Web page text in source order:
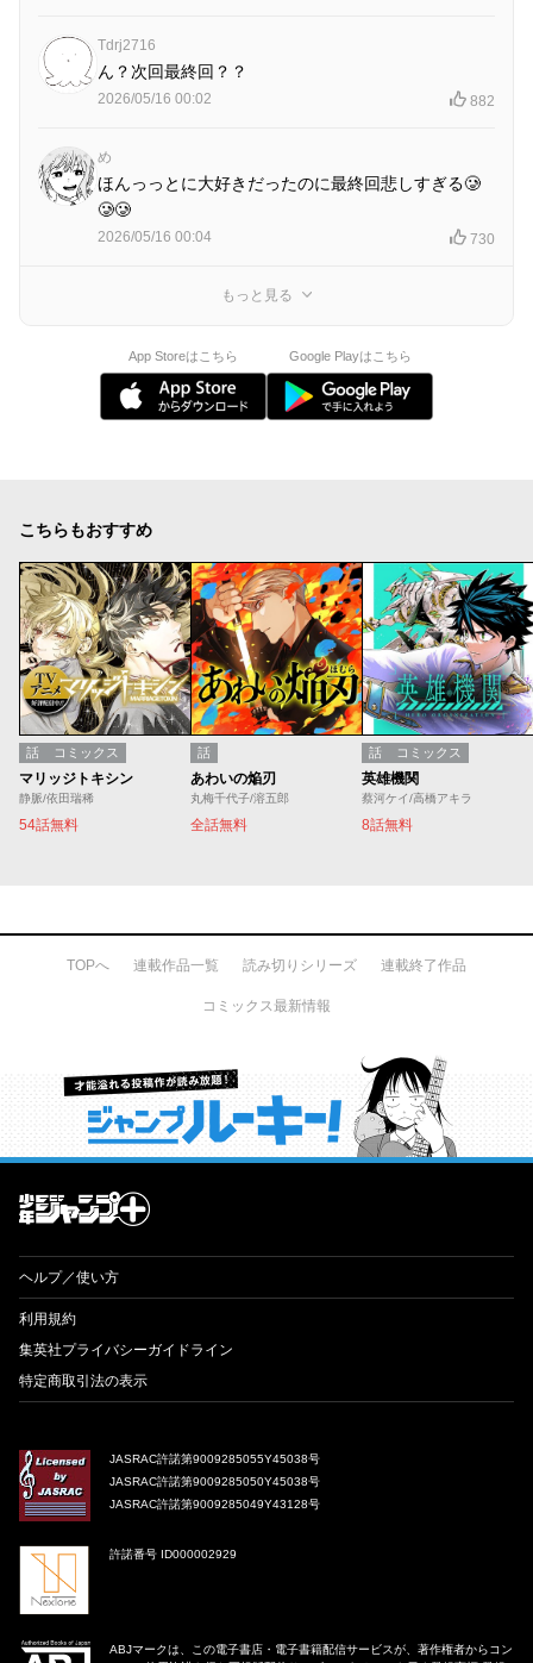
Tdrj2716
ん？次回最終回？？
2026/05/16 00:02 882
め
ほんっっとに大好きだったのに最終回悲しすぎる🥲
🥲🥲
2026/05/16 00:04 730
もっと見る
App Storeはこちら Google Playはこちら
こちらもおすすめ
話 コミックス
マリッジトキシン
静脈/依田瑞稀
54話無料
話
あわいの焔刃
丸梅千代子/溶五郎
全話無料
話 コミックス
英雄機関
蔡河ケイ/高橋アキラ
8話無料
TOPへ 連載作品一覧 読み切りシリーズ 連載終了作品
コミックス最新情報
才能溢れる投稿作が読み放題！ ジャンプルーキー！
ヘルプ／使い方
利用規約
集英社プライバシーガイドライン
特定商取引法の表示
JASRAC許諾第9009285055Y45038号
JASRAC許諾第9009285050Y45038号
JASRAC許諾第9009285049Y43128号
許諾番号 ID000002929
ABJマークは、この電子書店・電子書籍配信サービスが、著作権者からコン